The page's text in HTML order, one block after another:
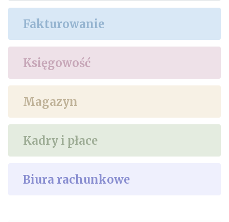
Fakturowanie
Księgowość
Magazyn
Kadry i płace
Biura rachunkowe